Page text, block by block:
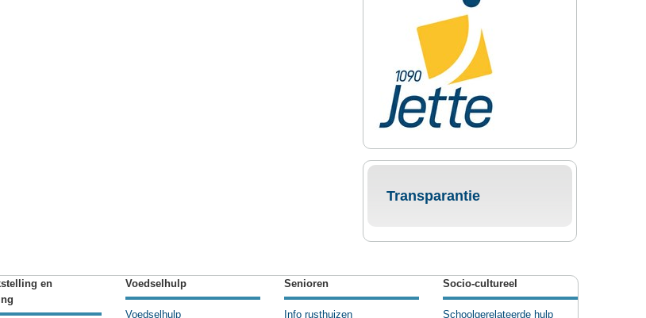
Transparantie
en
Voedselhulp
Voedselhulp
Senioren
Info rusthuizen
Socio-cultureel
Schoolgerelateerde hulp